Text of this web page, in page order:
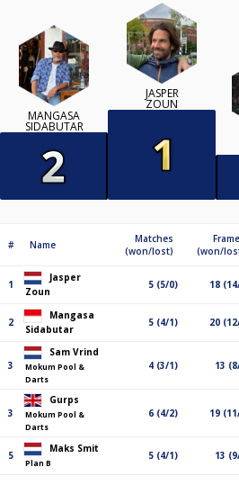
MANGASA
SIDABUTAR
JASPER
ZOUN
# Name
Matches
(won/lost)
(won/
1
Jasper
Zoun
5 (5/0) 18
2
Mangasa
Sidabutar
5 (4/1) 20
3
Sam Vrind
Mokum Pool &
Darts
4 (3/1) 13
3
Gurps
Mokum Pool &
Darts
6 (4/2) 19
5
Maks Smit
Plan B
5 (4/1) 13